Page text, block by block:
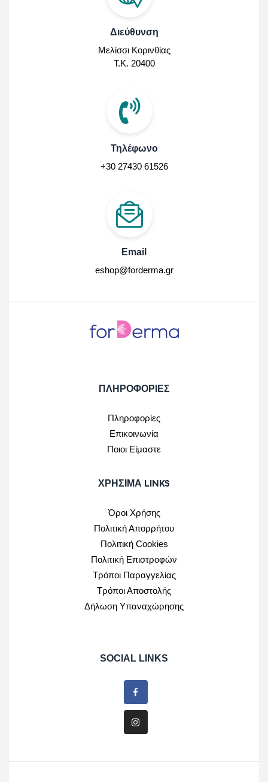
Διεύθυνση
Μελίσσι Κορινθίας
Τ.Κ. 20400
Τηλέφωνο
+30 27430 61526
Email
eshop@forderma.gr
ΠΛΗΡΟΦΟΡΙΕΣ
Πληροφορίες
Επικοινωνία
Ποιοι Είμαστε
ΧΡΉΣΙΜΑ LINKS
Όροι Χρήσης
Πολιτική Απορρήτου
Πολιτική Cookies
Πολιτική Επιστροφών
Τρόποι Παραγγελίας
Τρόποι Αποστολής
Δήλωση Υπαναχώρησης
SOCIAL LINKS